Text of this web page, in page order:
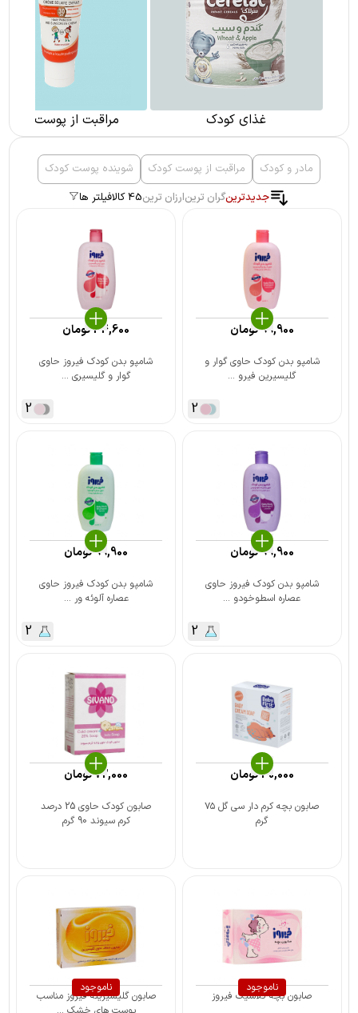
غذای کودک مراقبت از پوست کودک
مادر و کودک مراقبت از پوست کودک
شوینده پوست کودک
جدیدترینگران ترینارزان ترین45 کالا فیلتر ها
شامپو بدن کودک حاوی گوار و
گلیسیرین فیرو ...
99,900تومان
2
شامپو بدن کودک فیروز حاوی
گوار و گلیسیری ...
34,600تومان
2
شامپو بدن کودک فیروز حاوی
عصاره اسطوخودو ...
99,900تومان
2
شامپو بدن کودک فیروز حاوی
عصاره آلوئه ور ...
99,900تومان
2
صابون بچه کرم دار سی گل ۷۵
گرم
40,000تومان
صابون کودک حاوی 25 درصد
کرم سیوند 90 گرم
72,000تومان
ناموجود
صابون بچه کلاسیک فیروز
ناموجود
صابون گلیسیرینه فیروز مناسب